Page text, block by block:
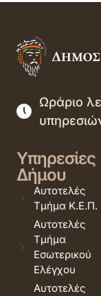
Ωράριο
Υπηρεσίες
Δήμου
Αυτοτελές
Τμήμα Κ.Ε.Π.
Αυτοτελές
Τμήμα
Εσωτερικού
Ελέγχου
Αυτοτελές